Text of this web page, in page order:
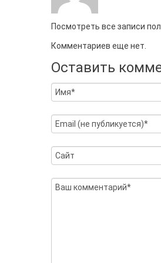
Посмотреть все записи
Комментариев еще нет.
Оставить